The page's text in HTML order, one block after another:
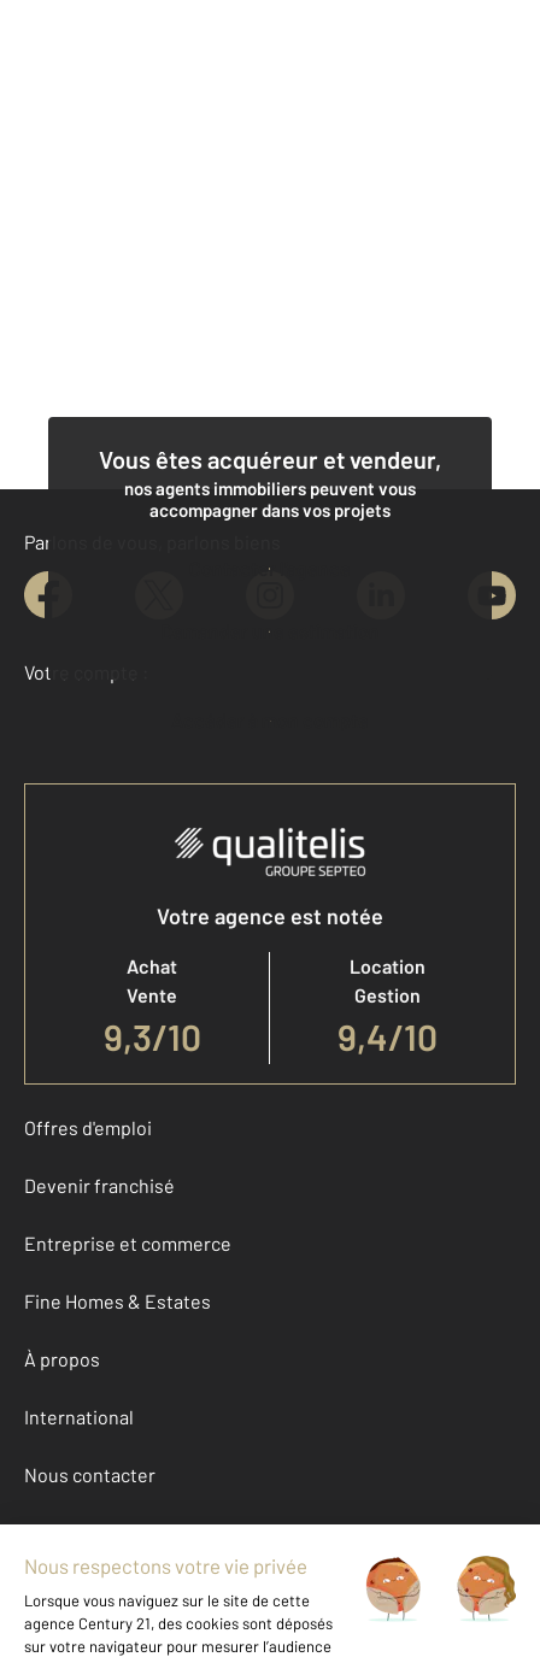
Vous êtes acquéreur et vendeur,
nos agents immobiliers peuvent vous
accompagner dans vos projets
Contacter l'agence
Demander une estimation
Parlons de vous, parlons biens
Votre compte :
Accéder à mon compte
Votre agence est notée
Achat
Vente
9,3/10
Location
Gestion
9,4/10
Offres d'emploi
Devenir franchisé
Entreprise et commerce
Fine Homes & Estates
À propos
International
Nous contacter
Mentions légales & CGU et Barèmes d'honoraires
Données personnelles
Gestionnaire des cookies